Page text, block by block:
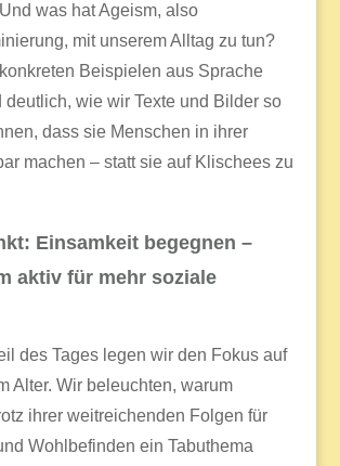
was hat Ageism, also
mit unserem Alltag zu tun?
Beispielen aus Sprache
deutlich, wie wir Texte und Bilder so
dass sie Menschen in ihrer
machen – statt sie auf Klischees zu
Einsamkeit begegnen –
aktiv für mehr soziale
des Tages legen wir den Fokus auf
Alter. Wir beleuchten, warum
ihrer weitreichenden Folgen für
Wohlbefinden ein Tabuthema